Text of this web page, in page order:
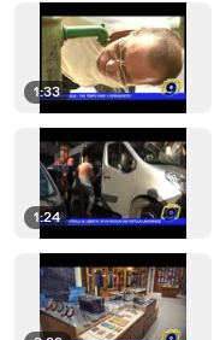
1:33
1:24